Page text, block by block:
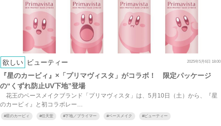
欲しい ビューティー 2025年5月6日 18:00
『星のカービィ』×「プリマヴィスタ」がコラボ！ 限定パッケージ
の“くずれ防止UV下地”登場
花王のベースメイクブランド「プリマヴィスタ」は、5月10日（土）から、『星
のカービィ』と初コラボレー…
#星のカービィ #任天堂 #下地／プライマー #ベースメイク #ビューティー